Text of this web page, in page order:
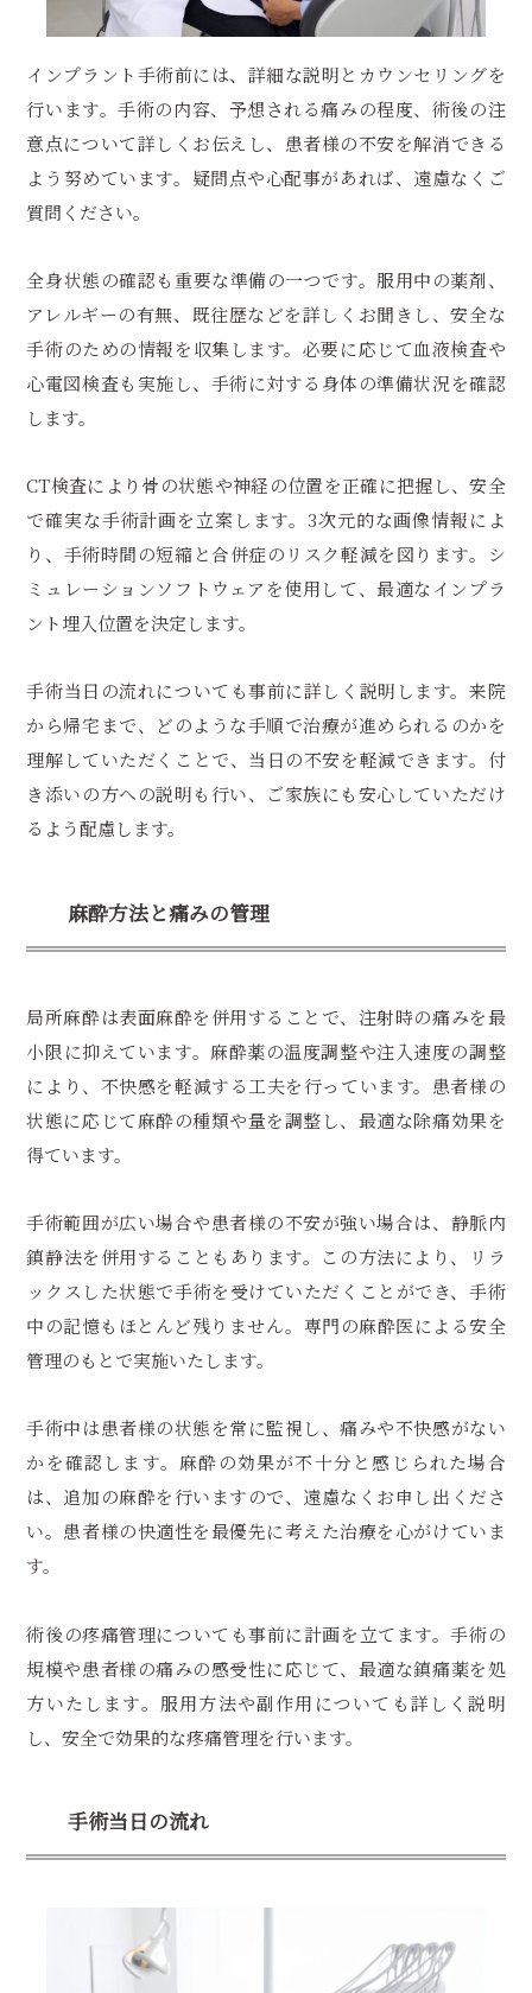
インプラント手術前には、詳細な説明とカウンセリングを
行います。手術の内容、予想される痛みの程度、術後の注
意点について詳しくお伝えし、患者様の不安を解消できる
よう努めています。疑問点や心配事があれば、遠慮なくご
質問ください。
全身状態の確認も重要な準備の一つです。服用中の薬剤、
アレルギーの有無、既往歴などを詳しくお聞きし、安全な
手術のための情報を収集します。必要に応じて血液検査や
心電図検査も実施し、手術に対する身体の準備状況を確認
します。
CT検査により骨の状態や神経の位置を正確に把握し、安全
で確実な手術計画を立案します。3次元的な画像情報によ
り、手術時間の短縮と合併症のリスク軽減を図ります。シ
ミュレーションソフトウェアを使用して、最適なインプラ
ント埋入位置を決定します。
手術当日の流れについても事前に詳しく説明します。来院
から帰宅まで、どのような手順で治療が進められるのかを
理解していただくことで、当日の不安を軽減できます。付
き添いの方への説明も行い、ご家族にも安心していただけ
るよう配慮します。
麻酔方法と痛みの管理
局所麻酔は表面麻酔を併用することで、注射時の痛みを最
小限に抑えています。麻酔薬の温度調整や注入速度の調整
により、不快感を軽減する工夫を行っています。患者様の
状態に応じて麻酔の種類や量を調整し、最適な除痛効果を
得ています。
手術範囲が広い場合や患者様の不安が強い場合は、静脈内
鎮静法を併用することもあります。この方法により、リラ
ックスした状態で手術を受けていただくことができ、手術
中の記憶もほとんど残りません。専門の麻酔医による安全
管理のもとで実施いたします。
手術中は患者様の状態を常に監視し、痛みや不快感がない
かを確認します。麻酔の効果が不十分と感じられた場合
は、追加の麻酔を行いますので、遠慮なくお申し出くださ
い。患者様の快適性を最優先に考えた治療を心がけていま
す。
術後の疼痛管理についても事前に計画を立てます。手術の
規模や患者様の痛みの感受性に応じて、最適な鎮痛薬を処
方いたします。服用方法や副作用についても詳しく説明
し、安全で効果的な疼痛管理を行います。
手術当日の流れ